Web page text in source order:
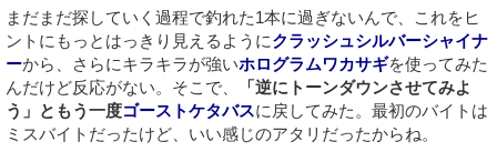
まだまだ探していく過程で釣れた1本に過ぎないんで、これをヒ
ントにもっとはっきり見えるようにクラッシュシルバーシャイナ
ーから、さらにキラキラが強いホログラムワカサギを使ってみた
んだけど反応がない。そこで、
「逆にトーンダウンさせてみよ
う」ともう一度ゴーストケタバスに戻してみた。最初のバイトは
ミスバイトだったけど、いい感じのアタリだったからね。